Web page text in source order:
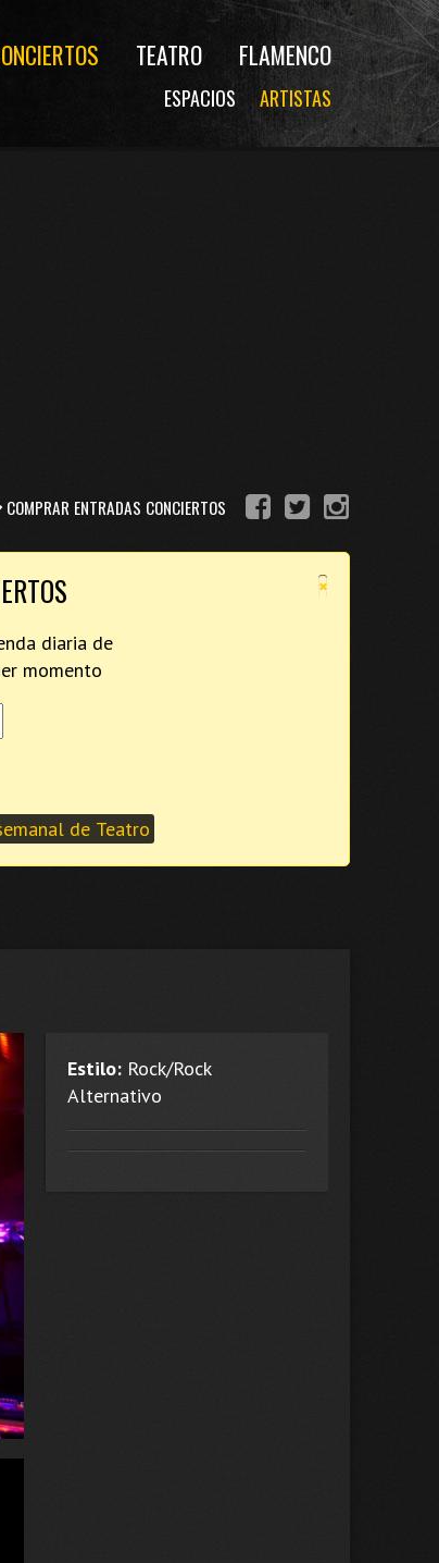
TEATRO FLAMENCO
ESPACIOS ARTISTAS
COMPRAR ENTRADAS CONCIERTOS
×
diaria de
momento
de Teatro
Estilo: Rock/Rock
Alternativo